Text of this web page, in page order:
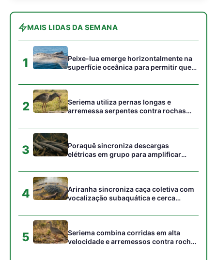
MAIS LIDAS DA SEMANA
1
Peixe-lua emerge horizontalmente na
superfície oceânica para permitir que
acumulados em sua pele
2
Seriema utiliza pernas longas e
arremessa serpentes contra rochas
campos
3
Poraquê sincroniza descargas
elétricas em grupo para amplificar
peixes maiores na Amazônia
4
Ariranha sincroniza caça coletiva com
vocalização subaquática e cerca
5
Seriema combina corridas em alta
velocidade e arremessos contra rochas